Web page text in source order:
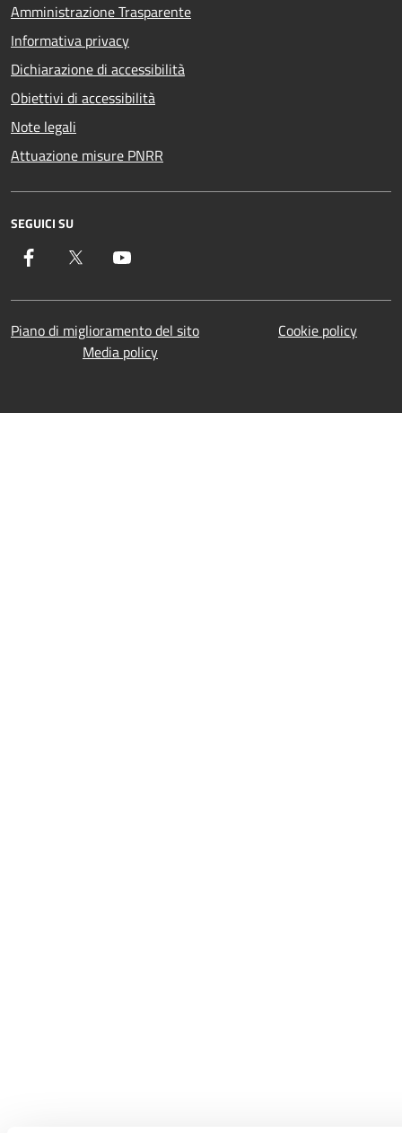
Amministrazione Trasparente
Informativa privacy
Dichiarazione di accessibilità
Obiettivi di accessibilità
Note legali
Attuazione misure PNRR
SEGUICI SU
Facebook Twitter
Piano di miglioramento del sito
Cookie policy
Media policy